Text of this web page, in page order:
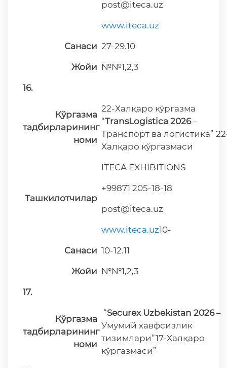
post@iteca.uz
www.iteca.uz
Санаси 27-29.10
Жойи №№1,2,3
16.
Кўргазма
тадбирларининг
номи
22-Халқаро кўргазма
“TransLogistica 2026–
Транспорт ва логистика”
Халқаро кўргазмаси
Ташкилотчилар
ITECA EXHIBITIONS
+99871 205-18-18
post@iteca.uz
www.iteca.uz10-
Санаси 10-12.11
Жойи №№1,2,3
17.
Кўргазма
тадбирларининг
номи
“Securex Uzbekistan 2026–
Умумий хавфсизлик
тизимлари”17-Халқаро
кўргазмаси”